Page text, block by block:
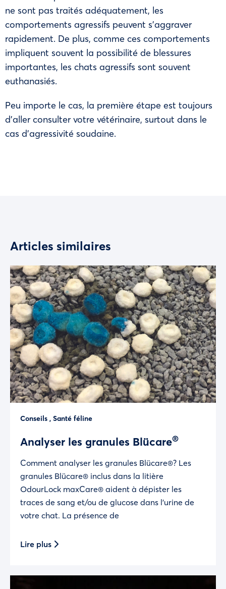
ne sont pas traités adéquatement, les
comportements agressifs peuvent s’aggraver
rapidement. De plus, comme ces comportements
impliquent souvent la possibilité de blessures
importantes, les chats agressifs sont souvent
euthanasiés.
Peu importe le cas, la première étape est toujours
d’aller consulter votre vétérinaire, surtout dans le
cas d’agressivité soudaine.
Articles similaires
Conseils , Santé féline
Analyser les granules Blücare®
Comment analyser les granules Blücare®? Les
granules Blücare® inclus dans la litière
OdourLock maxCare® aident à dépister les
traces de sang et/ou de glucose dans l’urine de
votre chat. La présence de
Lire plus